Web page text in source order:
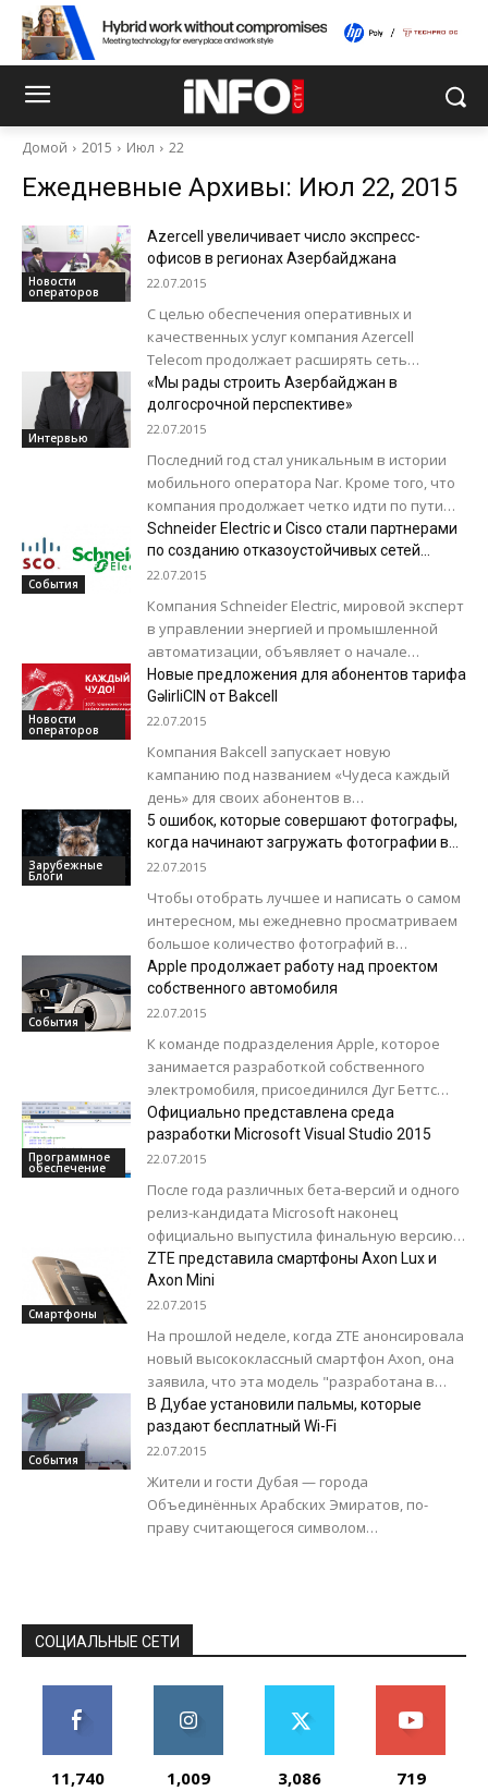
Домой 2015 Июл 22
Ежедневные Архивы: Июл 22, 2015
Новости
операторов
Azercell увеличивает число экспресс-
офисов в регионах Азербайджана
22.07.2015
С целью обеспечения оперативных и
качественных услуг компания Azercell
Telecom продолжает расширять сеть
экспресс-офисов в Баку и регионах. 22 июля в
городе Нефтчала по...
Интервью
«Мы рады строить Азербайджан в
долгосрочной перспективе»
22.07.2015
Последний год стал уникальным в истории
мобильного оператора Nar. Кроме того, что
компания продолжает четко идти по пути
наращивания мощности своей сети и
улучшения...
События
Schneider Electric и Cisco стали партнерами
по созданию отказоустойчивых сетей
систем управления
22.07.2015
Компания Schneider Electric, мировой эксперт
в управлении энергией и промышленной
автоматизации, объявляет о начале
партнерства с мировым лидером в области
сетевых систем - компанией...
Новости
операторов
Новые предложения для абонентов тарифа
GəlirliCIN от Bakcell
22.07.2015
Компания Bakcell запускает новую
кампанию под названием «Чудеса каждый
день» для своих абонентов в
тарифеGəlirliCIN. Механизм новой кампании
позволяет возвращать на баланс всю
сумму...
Зарубежные
Блоги
5 ошибок, которые совершают фотографы,
когда начинают загружать фотографии в
интернет
22.07.2015
Чтобы отобрать лучшее и написать о самом
интересном, мы ежедневно просматриваем
большое количество фотографий в
интернете, и за это время узнали о важных
вещах,...
События
Apple продолжает работу над проектом
собственного автомобиля
22.07.2015
К команде подразделения Apple, которое
занимается разработкой собственного
электромобиля, присоединился Дуг Беттс
(Doug Betts), экс-руководитель Fiat Chrysler.
Проект, получивший название «Титан»,
может стать основным...
Программное
обеспечение
Официально представлена среда
разработки Microsoft Visual Studio 2015
22.07.2015
После года различных бета-версий и одного
релиз-кандидата Microsoft наконец
официально выпустила финальную версию
своей популярной среды разработки Visual
Studio. Как передает 3DNews, одновременно
представлена...
Смартфоны
ZTE представила смартфоны Axon Lux и
Axon Mini
22.07.2015
На прошлой неделе, когда ZTE анонсировала
новый высококлассный смартфон Axon, она
заявила, что эта модель "разработана в
США и для США". Тем не менее,...
События
В Дубае установили пальмы, которые
раздают бесплатный Wi-Fi
22.07.2015
Жители и гости Дубая — города
Объединённых Арабских Эмиратов, по-
праву считающегося символом
СОЦИАЛЬНЫЕ СЕТИ
11,740 1,009 3,086 719